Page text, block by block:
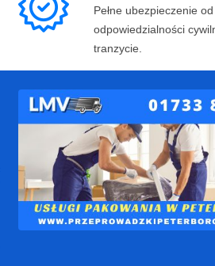
Pełne ubezpieczenie od
odpowiedzialności
tranzycie.